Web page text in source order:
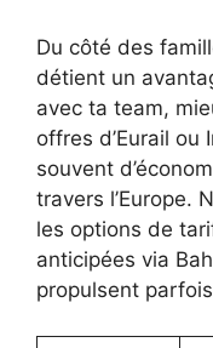
Du côté des
détient un
avec ta team,
offres d’Eurail
souvent
travers l’Europe.
les options de
anticipées via
propulsent